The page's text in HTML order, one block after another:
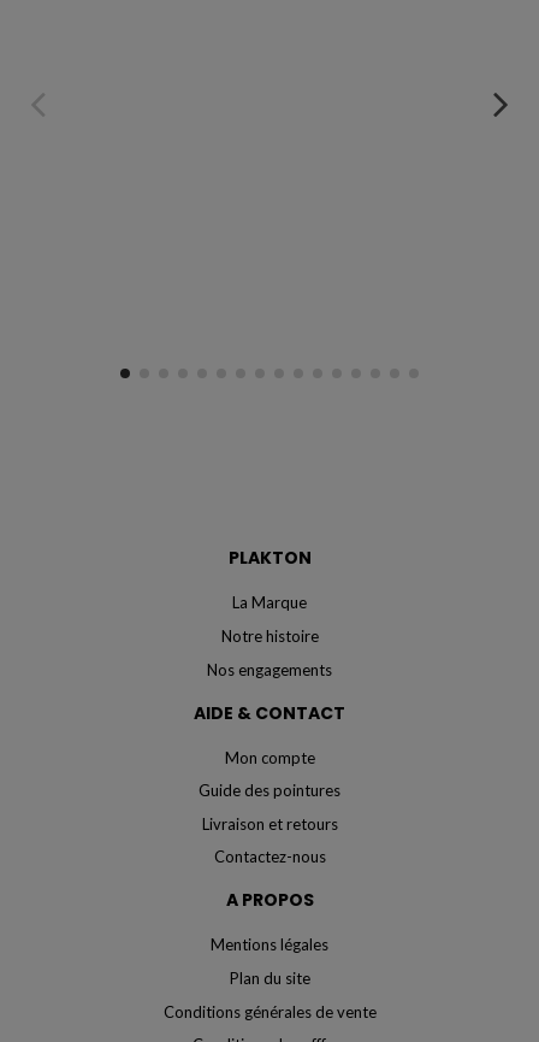
PLAKTON
La Marque
Notre histoire
Nos engagements
AIDE & CONTACT
Mon compte
Guide des pointures
Livraison et retours
Contactez-nous
A PROPOS
Mentions légales
Plan du site
Conditions générales de vente